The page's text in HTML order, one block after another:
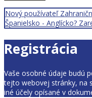
Nový používateľ
Španielsko - Anglícko?
Registrácia
Vaše osobné údaje budú
tejto webovej stránky, na
iné účely opísané v